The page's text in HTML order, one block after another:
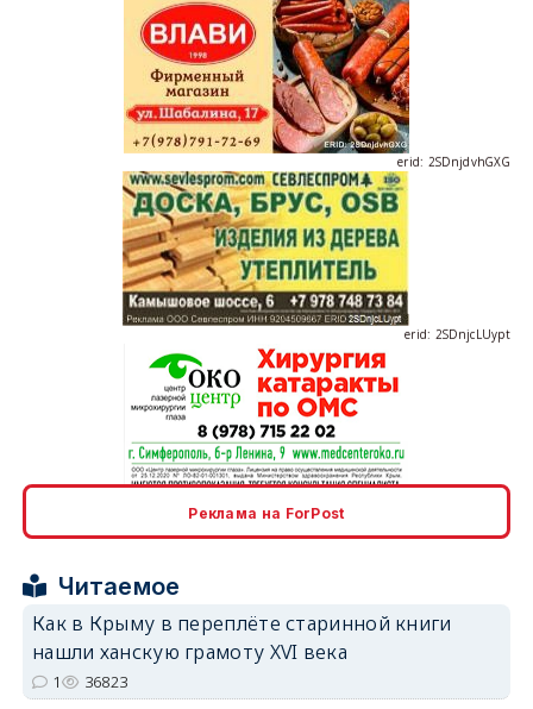
erid: 2SDnjdvhGXG
erid: 2SDnjcLUypt
erid: 2SDnjcrDNw6
Реклама на ForPost
Читаемое
Как в Крыму в переплёте старинной книги
нашли ханскую грамоту XVI века
1 36823